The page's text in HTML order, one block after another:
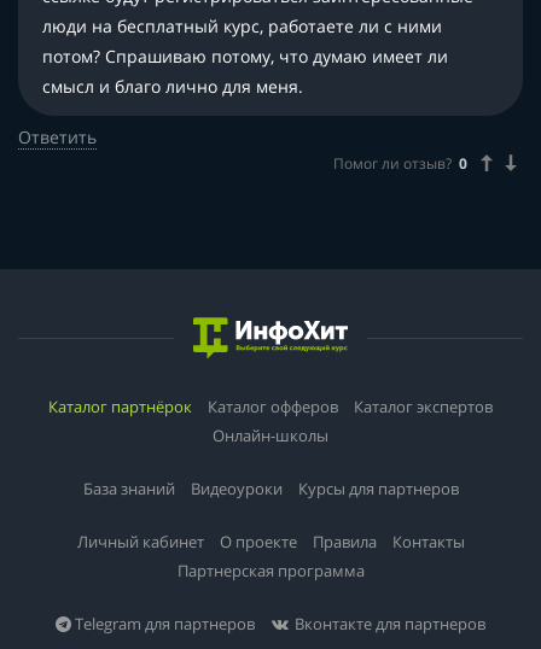
люди на бесплатный курс, работаете ли с ними
потом? Спрашиваю потому, что думаю имеет ли
смысл и благо лично для меня.
Ответить
Помог ли отзыв? 0
Каталог партнёрок Каталог офферов
Каталог экспертов
Онлайн-школы
База знаний Видеоуроки Курсы для партнеров
Личный кабинет О проекте Правила
Контакты
Партнерская программа
Telegram для партнеров Вконтакте для партнеров